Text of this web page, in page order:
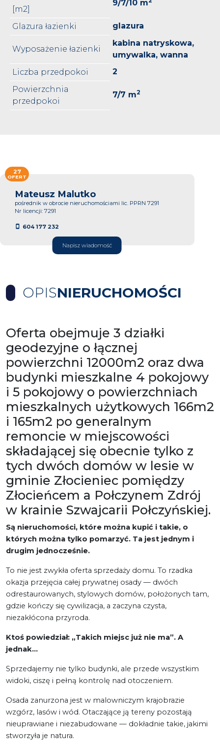
[m2]
9/7/10 m
Glazura łazienki glazura
Wyposażenie łazienki
kabina natryskowa,
umywalka, wanna
Liczba przedpokoi
2
Powierzchnia
przedpokoi
7/7 m2
Mateusz Malutko
pośrednik w obrocie nieruchomościami lic. PPRN 7291
Nr licencji: 7291
604 177 232
Napisz wiadomość
27
OFERT
OPISNIERUCHOMOŚCI
Oferta obejmuje 3 działki
geodezyjne o łącznej
powierzchni 12000m2 oraz dwa
budynki mieszkalne 4 pokojowy
i 5 pokojowy o powierzchniach
mieszkalnych użytkowych 166m2
i 165m2 po generalnym
remoncie w miejscowości
składającej się obecnie tylko z
tych dwóch domów w lesie w
gminie Złocieniec pomiędzy
Złocieńcem a Połczynem Zdrój
w krainie Szwajcarii Połczyńskiej.
Są nieruchomości, które można kupić i takie, o
których można tylko pomarzyć. Ta jest jednym i
drugim jednocześnie.
To nie jest zwykła oferta sprzedaży domu. To rzadka
okazja przejęcia całej prywatnej osady — dwóch
odrestaurowanych, stylowych domów, położonych tam,
gdzie kończy się cywilizacja, a zaczyna czysta,
niezakłócona przyroda.
Ktoś powiedział: „Takich miejsc już nie ma”. A
jednak…
Sprzedajemy nie tylko budynki, ale przede wszystkim
widoki, ciszę i pełną kontrolę nad otoczeniem.
Osada zanurzona jest w malowniczym krajobrazie
wzgórz, lasów i wód. Otaczające ją tereny pozostają
nieuprawiane i niezabudowane — dokładnie takie, jakimi
stworzyła je natura.